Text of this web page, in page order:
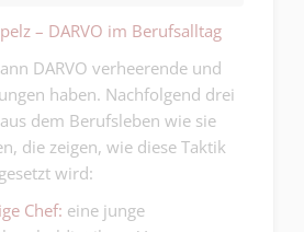
– DARVO im Berufsalltag
DARVO verheerende und
haben. Nachfolgend drei
dem Berufsleben wie sie
die zeigen, wie diese Taktik
wird:
Chef: eine junge